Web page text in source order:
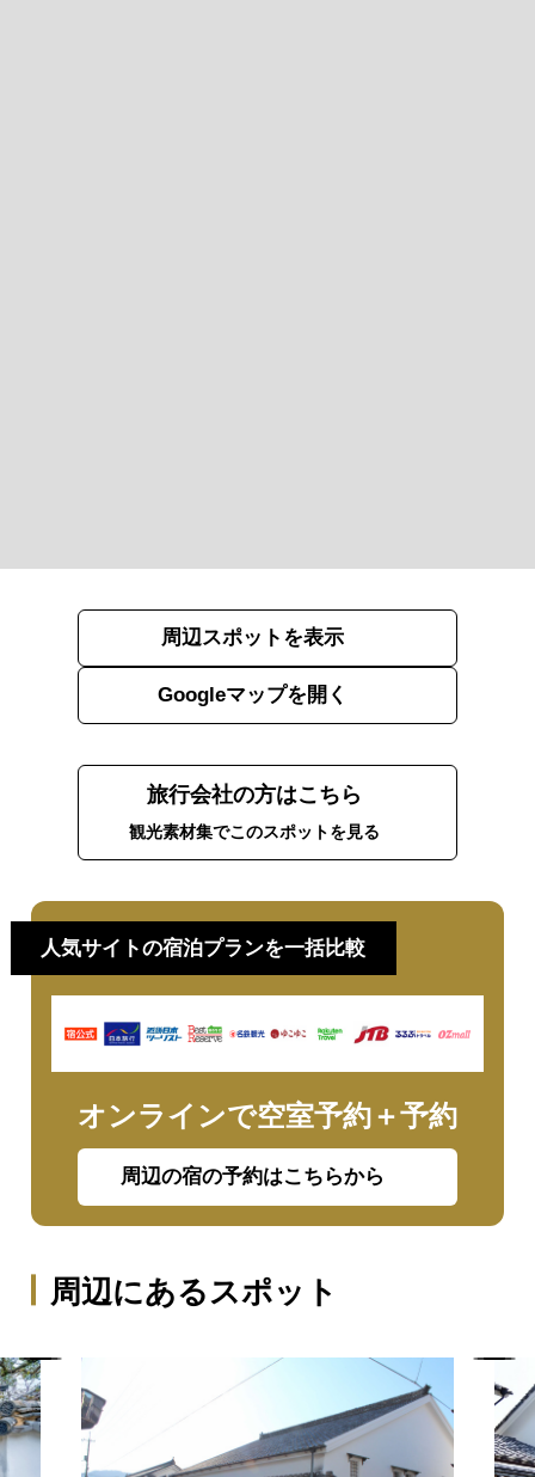
周辺スポットを表示
Googleマップを開く
旅行会社の方はこちら
観光素材集でこのスポットを見る
人気サイトの宿泊プランを一括比較
オンラインで空室予約＋予約
周辺の宿の予約はこちらから
周辺にあるスポット